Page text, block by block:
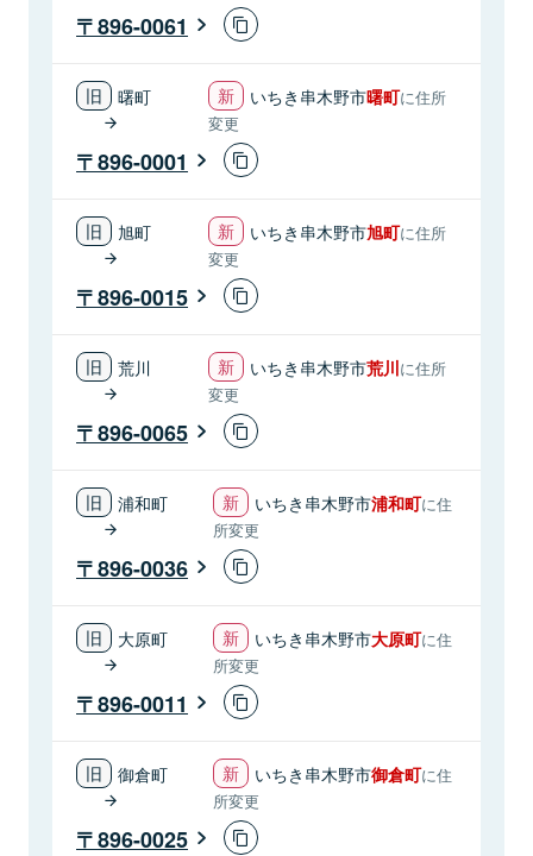
896-0061
曙町 いちき串木野市曙町に住所
変更
896-0001
旭町 いちき串木野市旭町に住所
変更
896-0015
荒川 いちき串木野市荒川に住所
変更
896-0065
浦和町 いちき串木野市浦和町に住
所変更
896-0036
大原町 いちき串木野市大原町に住
所変更
896-0011
御倉町 いちき串木野市御倉町に住
所変更
896-0025